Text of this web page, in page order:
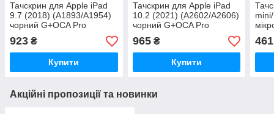
Тачскрин для Apple iPad
9.7 (2018) (A1893/A1954)
чорний G+OCA Pro
923 ₴
Купити
Тачскрин для Apple iPad
10.2 (2021) (A2602/A2606)
чорний G+OCA Pro
965₴
Купити
461
Акційні пропозиції та новинки